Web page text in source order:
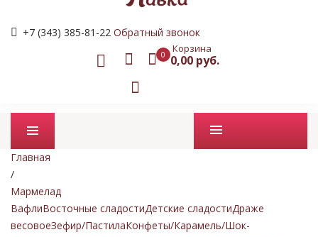
+7 (343) 385-81-22 Обратный звонок
0 Корзина
0,00 руб.
Промо товары
Главная
/
Мармелад
ВафлиВосточные сладостиДетские сладостиДраже
весовоеЗефир/ПастилаКонфеты/Карамель/Шок-